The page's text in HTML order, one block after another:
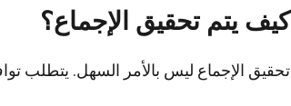
كيف يتم تحقيق الإجماع؟
تحقيق الإجماع ليس بالأمر السهل. يتطلب